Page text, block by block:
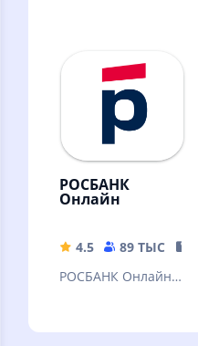
РОСБАНК
Онлайн
4.5 89 ТЫС
РОСБАНК Онлайн –